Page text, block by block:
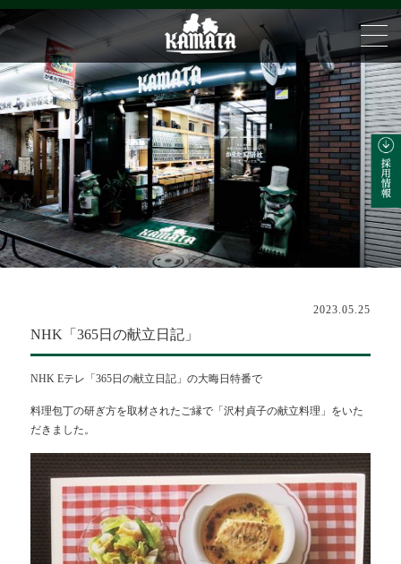
2023.05.25
NHK「365日の献立日記」
NHK Eテレ「365日の献立日記」の大晦日特番で
料理包丁の研ぎ方を取材されたご縁で「沢村貞子の献立料理」をいた
だきました。